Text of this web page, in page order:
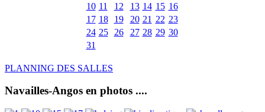
10 11 12 13 14 15 16
17 18 19 20 21 22 23
24 25 26 27 28 29 30
31
PLANNING DES SALLES
Navailles-Angos en photos ....